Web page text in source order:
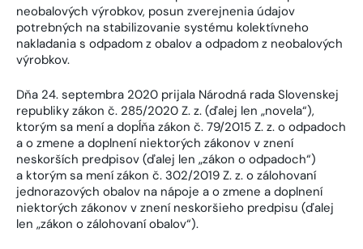
neobalových výrobkov, posun zverejnenia údajov
potrebných na stabilizovanie systému kolektívneho
nakladania s odpadom z obalov a odpadom z neobalových
výrobkov.
Dňa 24. septembra 2020 prijala Národná rada Slovenskej
republiky zákon č. 285/2020 Z. z. (ďalej len „novela“),
ktorým sa mení a dopĺňa zákon č. 79/2015 Z. z. o odpadoch
a o zmene a doplnení niektorých zákonov v znení
neskorších predpisov (ďalej len „zákon o odpadoch“)
a ktorým sa mení zákon č. 302/2019 Z. z. o zálohovaní
jednorazových obalov na nápoje a o zmene a doplnení
niektorých zákonov v znení neskoršieho predpisu (ďalej
len „zákon o zálohovaní obalov“).